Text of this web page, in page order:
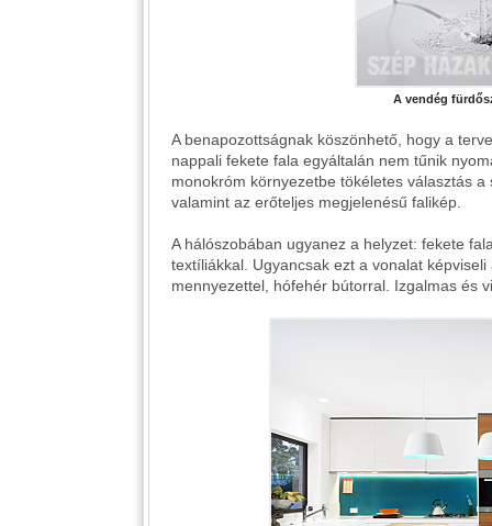
A vendég
A benapozottságnak köszönhető, hogy a
nappali fekete fala egyáltalán nem tűnik
monokróm környezetbe tökéletes választás
valamint az erőteljes megjelenésű falikép.
A hálószobában ugyanez a helyzet: fekete
textíliákkal. Ugyancsak ezt a vonalat
mennyezettel, hófehér bútorral. Izgalmas és